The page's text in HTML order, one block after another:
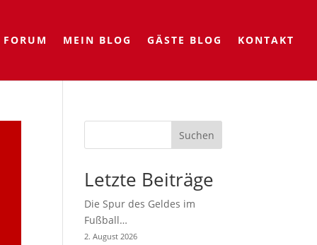
FORUM MEIN BLOG GÄSTE BLOG KONTAKT
Suchen
Letzte Beiträge
Die Spur des Geldes im
Fußball…
2. August 2026